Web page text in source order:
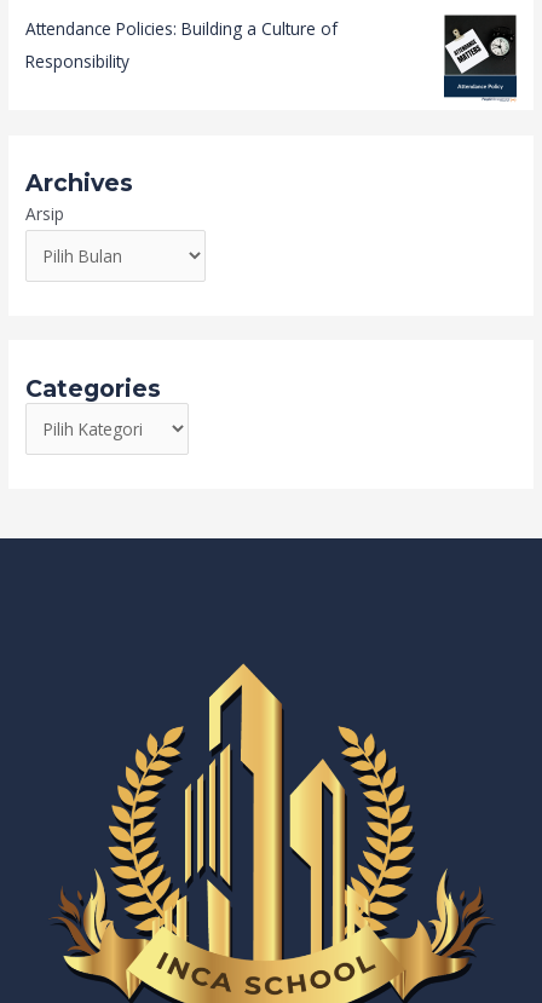
Attendance Policies: Building a Culture of
Responsibility
Archives
Arsip
Categories